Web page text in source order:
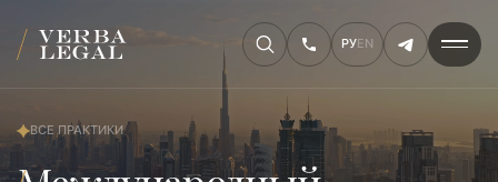
РУEN
ВСЕ ПРАКТИКИ